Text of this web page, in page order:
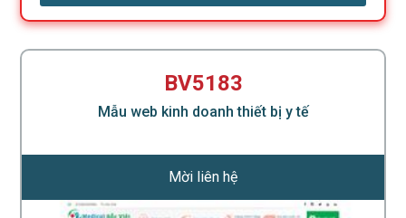
BV5183
Mẫu web kinh doanh thiết bị y tế
Mời liên hệ